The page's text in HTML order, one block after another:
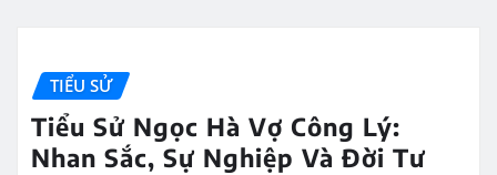
TIỂU SỬ
Tiểu Sử Ngọc Hà Vợ Công Lý:
Nhan Sắc, Sự Nghiệp Và Đời Tư